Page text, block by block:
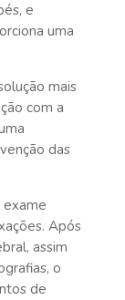
e
uma
mais
com a
das
exame
Após
assim
o
de